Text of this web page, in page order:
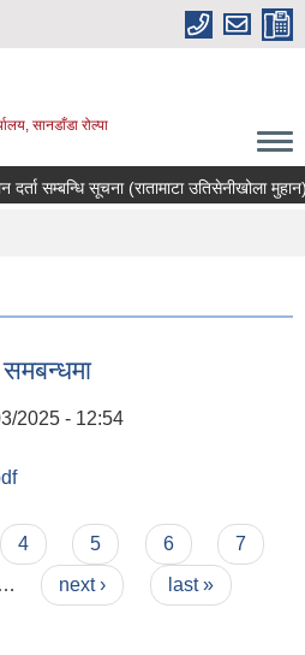
सानडाँडा रोल्पा
सम्बन्धि सूचना (रातामाटा उतिसेनीखोला मुहान)
समबन्धमा
2025 - 12:54
4 5 6
7
… next › last »